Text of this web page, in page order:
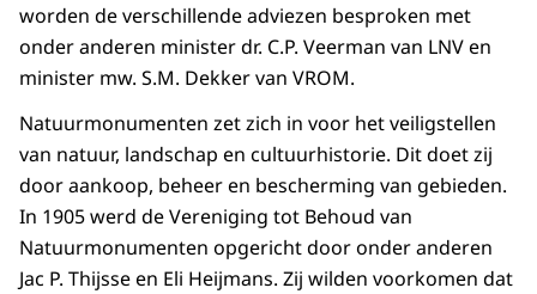
worden de verschillende adviezen besproken met
onder anderen minister dr. C.P. Veerman van LNV en
minister mw. S.M. Dekker van VROM.
Natuurmonumenten zet zich in voor het veiligstellen
van natuur, landschap en cultuurhistorie. Dit doet zij
door aankoop, beheer en bescherming van gebieden.
In 1905 werd de Vereniging tot Behoud van
Natuurmonumenten opgericht door onder anderen
Jac P. Thijsse en Eli Heijmans. Zij wilden voorkomen dat